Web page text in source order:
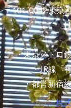
〒101-0042 東京
・東京メトロ
・JR線「
・都営新宿
株